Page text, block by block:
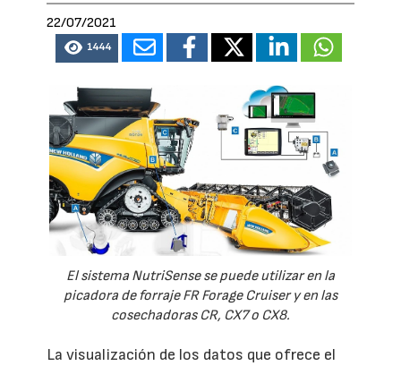
22/07/2021
1444
El sistema NutriSense se puede utilizar en la
picadora de forraje FR Forage Cruiser y en las
cosechadoras CR, CX7 o CX8.
La visualización de los datos que ofrece el